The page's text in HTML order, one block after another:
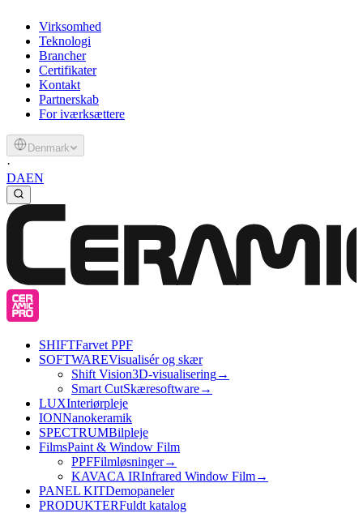
Virksomhed
Teknologi
Brancher
Certifikater
Kontakt
Partnerskab
For iværksættere
Denmark
·
DAEN
SHIFTFarvet PPF
SOFTWAREVisualisér og skær
Shift Vision3D-visualisering→
Smart CutSkæresoftware→
LUXInteriørpleje
IONNanokeramik
SPECTRUMBilpleje
FilmsPaint & Window Film
PPFFilmløsninger→
KAVACA IRInfrared Window Film→
PANEL KITDemopaneler
PRODUKTERFuldt katalog